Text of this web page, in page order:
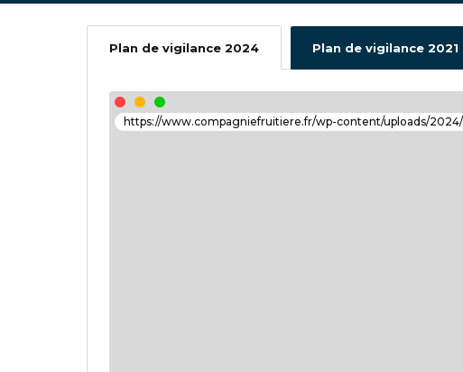
Plan de vigilance 2024 Plan de vigilance 2021
https://www.compagniefruitiere.fr/wp-content/uploads/2024/